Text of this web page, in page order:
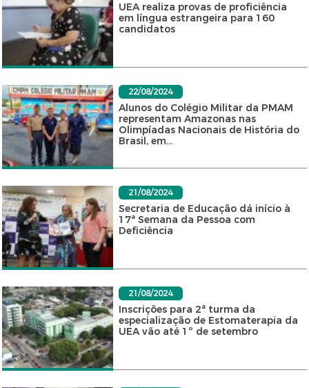
UEA realiza provas de proficiência
em língua estrangeira para 160
candidatos
22/08/2024
Alunos do Colégio Militar da PMAM
representam Amazonas nas
Olimpíadas Nacionais de História do
Brasil, em...
21/08/2024
Secretaria de Educação dá início à
17ª Semana da Pessoa com
Deficiência
21/08/2024
Inscrições para 2ª turma da
especialização de Estomaterapia da
UEA vão até 1º de setembro